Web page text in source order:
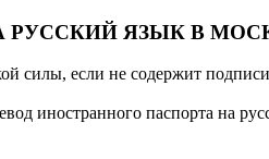
РУССКИЙ ЯЗЫК В
силы, если не содержит
паспорта на